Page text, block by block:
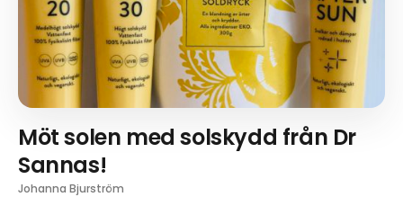
Möt solen med solskydd från Dr
Sannas!
Johanna Bjurström